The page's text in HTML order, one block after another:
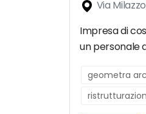
Via
Impresa di
un personale
geometra